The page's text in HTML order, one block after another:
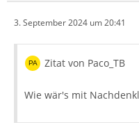
3. September 2024 um 20:41
Zitat von Paco_TB
Wie wär's mit